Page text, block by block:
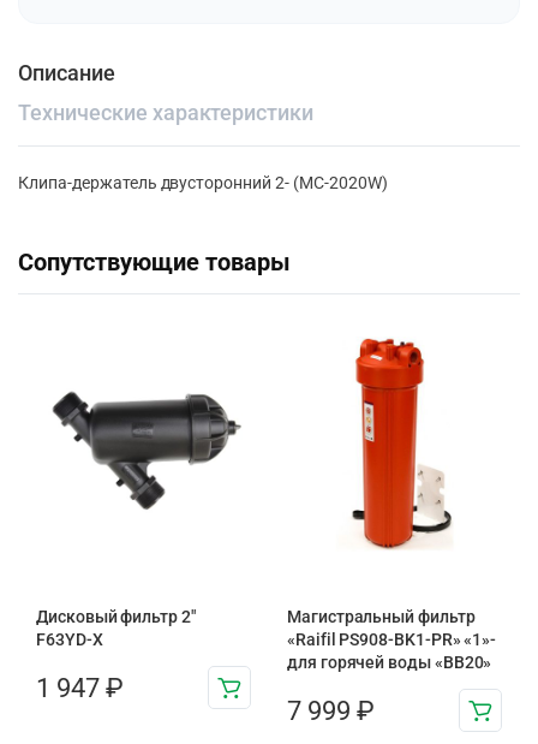
Описание
Технические характеристики
Клипа-держатель двусторонний 2- (MC-2020W)
Сопутствующие товары
Дисковый фильтр 2"
F63YD-X
1 947 ₽
Магистральный фильтр
«Raifil PS908-BK1-PR» «1»-
для горячей воды «BB20»
7 999 ₽